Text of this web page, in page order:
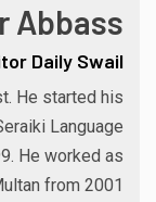
Abbass
Daily Swail
He started his
Language
He worked as
from 2001